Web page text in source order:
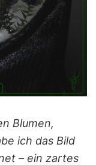
Blumen,
ich das Bild
– ein zartes